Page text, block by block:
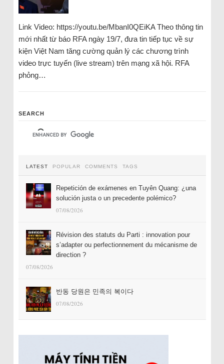
Link Video: https://youtu.be/MbanI0QEiKA Theo thông tin
mới nhất từ báo RFA ngày 19/7, đưa tin tiếp tục về sự
kiện Việt Nam tăng cường quản lý các chương trình
video trực tuyến (live stream) trên mạng xã hội. RFA
phỏng…
SEARCH
LATEST POPULAR COMMENTS TAGS
Repetición de exámenes en Tuyên Quang: ¿una
solución justa o un precedente polémico?
07/08/2026
Révision des statuts du Parti : innovation pour
s’adapter ou perfectionnement du mécanisme de
direction ?
07/08/2026
반동 당원은 민족의 복이다
07/08/2026